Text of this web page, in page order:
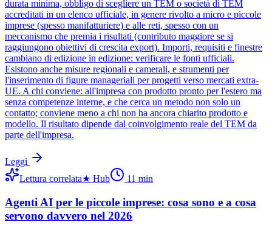
durata minima, obbligo di scegliere un TEM o società di TEM
accreditati in un elenco ufficiale, in genere rivolto a micro e piccole
imprese (spesso manifatturiere) e alle reti, spesso con un
meccanismo che premia i risultati (contributo maggiore se si
raggiungono obiettivi di crescita export). Importi, requisiti e finestre
cambiano di edizione in edizione: verificare le fonti ufficiali.
Esistono anche misure regionali e camerali, e strumenti per
l'inserimento di figure manageriali per progetti verso mercati extra-
UE. A chi conviene: all'impresa con prodotto pronto per l'estero ma
senza competenze interne, e che cerca un metodo non solo un
contatto; conviene meno a chi non ha ancora chiarito prodotto e
modello. Il risultato dipende dal coinvolgimento reale del TEM da
parte dell'impresa.
Leggi
Lettura correlata★ Hub 11 min
Agenti AI per le piccole imprese: cosa sono e a cosa
servono davvero nel 2026